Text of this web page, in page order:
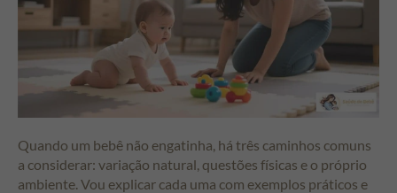
Quando um bebê não engatinha, há três caminhos comuns
a considerar: variação natural, questões físicas e o próprio
ambiente. Vou explicar cada uma com exemplos práticos e